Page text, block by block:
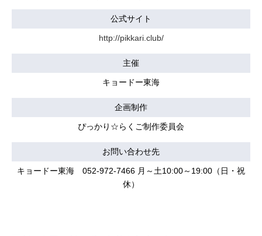
公式サイト
http://pikkari.club/
主催
キョードー東海
企画制作
ぴっかり☆らくご制作委員会
お問い合わせ先
キョードー東海 052-972-7466 月～土10:00～19:00（日・祝
休）